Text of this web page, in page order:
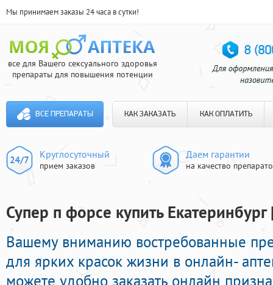
Мы принимаем заказы 24 часа в сутки!
все для Вашего сексуального здоровья
препараты для повышения потенции
ВСЕ ПРЕПАРАТЫ КАК ЗАКАЗАТЬ КАК ОПЛАТИТЬ
Круглосуточный
прием заказов
Даем гарантии
на качество
Супер п форсе купить
Вашему вниманию востребованные
для ярких красок жизни в онлайн-
можете удобно заказать онлайн